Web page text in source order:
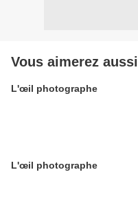
Vous aimerez aussi
L'œil photographe
L'œil photographe